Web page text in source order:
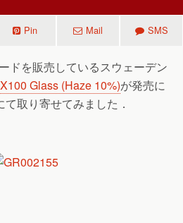
Pin Mail SMS
ドを販売しているスウェーデン
X100 Glass (Haze 10%)が発売に
取り寄せてみました．